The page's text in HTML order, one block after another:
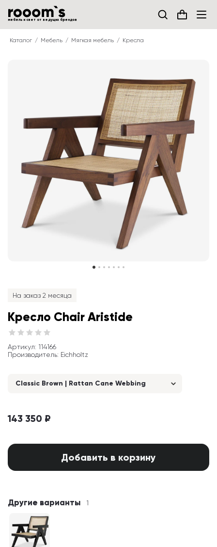
мебель и свет от ведущих брендов
Каталог Мебель Мягкая мебель Кресла
На заказ 2 месяца
Кресло Chair Aristide
Артикул: 114166
Производитель: Eichholtz
Classic Brown | Rattan Cane Webbing
143 350 ₽
Добавить в корзину
Другие варианты 1